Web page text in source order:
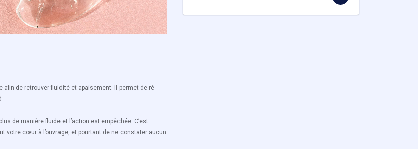
de retrouver fluidité et apaisement. Il permet de ré-
de manière fluide et l’action est empêchée. C’est
votre cœur à l’ouvrage, et pourtant de ne constater aucun